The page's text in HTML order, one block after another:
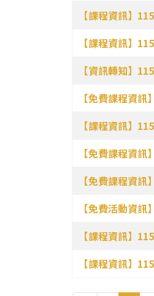
文章列表
【課程資訊】
【課程資訊】
【資訊轉知】
【免費課程資
【課程資訊】
【免費課程資
【免費課程資
【免費活動資
【課程資訊】
【課程資訊】